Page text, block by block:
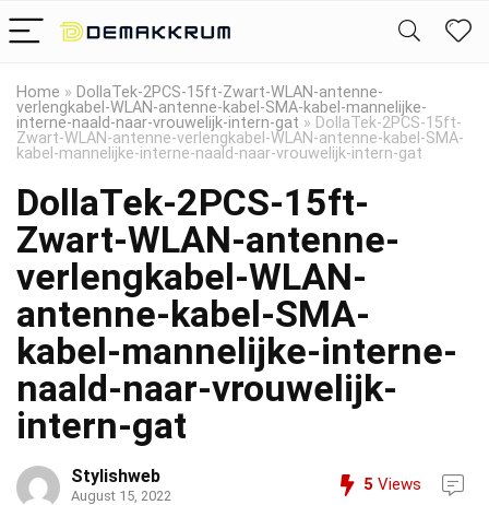
Home » DollaTek-2PCS-15ft-Zwart-WLAN-antenne-
verlengkabel-WLAN-antenne-kabel-SMA-kabel-mannelijke-
interne-naald-naar-vrouwelijk-intern-gat » DollaTek-2PCS-15ft-
Zwart-WLAN-antenne-verlengkabel-WLAN-antenne-kabel-SMA-
kabel-mannelijke-interne-naald-naar-vrouwelijk-intern-gat
DollaTek-2PCS-15ft-
Zwart-WLAN-antenne-
verlengkabel-WLAN-
antenne-kabel-SMA-
kabel-mannelijke-interne-
naald-naar-vrouwelijk-
intern-gat
Stylishweb
August 15, 2022
5 Views